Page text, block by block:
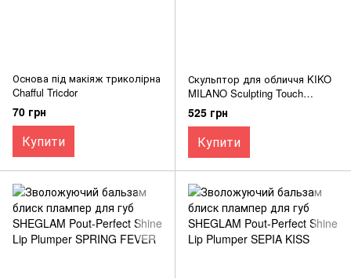
Основа під макіяж триколірна
Chafful Tricdor
70 грн
Купити
Скульптор для обличчя KIKO
MILANO Sculpting Touch
Creamy Stick Contour 201
525 грн
Купити